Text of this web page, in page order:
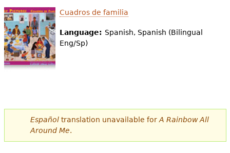
Cuadros de familia
Language: Spanish, Spanish (Bilingual
Eng/Sp)
Españoltranslation unavailable for A Rainbow All
Around Me.